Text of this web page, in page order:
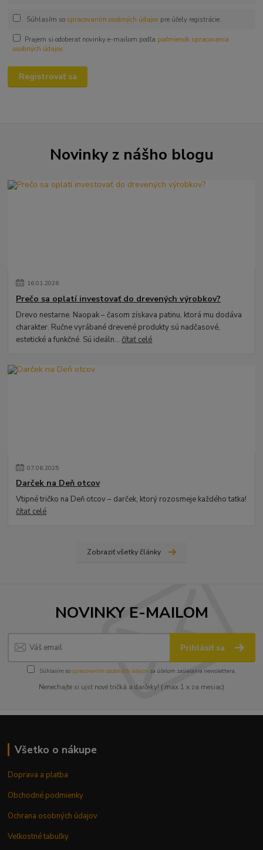
Súhlasím so spracovaním osobných údajovpre účely registrácie.
Prajem si odoberať novinky e-mailom podľa podmienok spracovania
osobných údajov.
Registrovať sa
Novinky z nášho blogu
16.01.2026
Prečo sa oplatí investovať do drevených výrobkov?
Drevo nestarne. Naopak – časom získava patinu, ktorá mu dodáva
charakter. Ručne vyrábané drevené produkty sú nadčasové,
estetické a funkčné. Sú ideáln...čítať celé
07.06.2025
Darček na Deň otcov
Vtipné tričko na Deň otcov – darček, ktorý rozosmeje každého tatka!
čítať celé
Zobraziť všetky články
NOVINKY E-MAILOM
Prihlásiť sa
Súhlasím sospracovaním osobných údajov za účelom zasielania newslettera.
Nenechajte si ujsť nové tričká a darčeky! ( max.1 x za mesiac)
Všetko o nákupe
Doprava a platba
Obchodné podmienky
Ochrana osobných údajov
Veľkostné tabuľky